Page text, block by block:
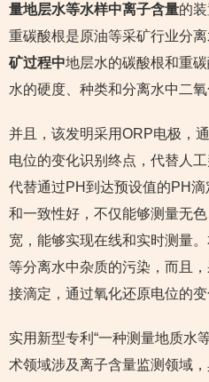
量地层水等水样中离子含量的
重碳酸根是原油等采矿行业分
矿过程中地层水的碳酸根和重
水的硬度、种类和分离水中二氧
并且，该发明采用ORP电极，
电位的变化识别终点，代替人
代替通过PH到达预设值的PH
和一致性好，不仅能够测量无
宽，能够实现在线和实时测量
等分离水中杂质的污染，而且
接滴定，通过氧化还原电位的变
实用新型专利“一种测量地质水
术领域涉及离子含量监测领域